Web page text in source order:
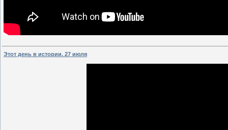
Этот день в истории. 27 июля